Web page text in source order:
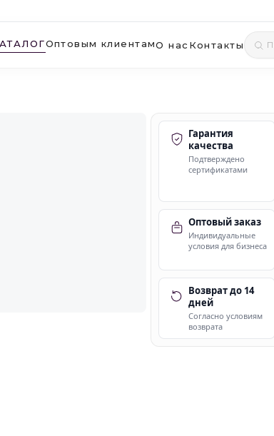
Оптовым клиентамО нас Контакты
Гарантия
качества
Подтверждено
сертификатами
Оптовый заказ
Индивидуальные
условия для бизнеса
Возврат до 14
дней
Согласно условиям
возврата